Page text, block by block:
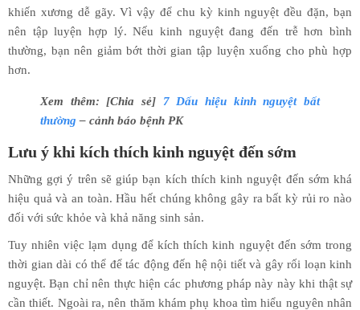
khiến xương dễ gãy. Vì vậy để chu kỳ kinh nguyệt đều đặn, bạn
nên tập luyện hợp lý. Nếu kinh nguyệt đang đến trễ hơn bình
thường, bạn nên giảm bớt thời gian tập luyện xuống cho phù hợp
hơn.
Xem thêm: [Chia sẻ] 7 Dấu hiệu kinh nguyệt bất
thường – cảnh báo bệnh PK
Lưu ý khi kích thích kinh nguyệt đến sớm
Những gợi ý trên sẽ giúp bạn kích thích kinh nguyệt đến sớm khá
hiệu quả và an toàn. Hầu hết chúng không gây ra bất kỳ rủi ro nào
đối với sức khỏe và khả năng sinh sản.
Tuy nhiên việc lạm dụng để kích thích kinh nguyệt đến sớm trong
thời gian dài có thể để tác động đến hệ nội tiết và gây rối loạn kinh
nguyệt. Bạn chỉ nên thực hiện các phương pháp này này khi thật sự
cần thiết. Ngoài ra, nên thăm khám phụ khoa tìm hiểu nguyên nhân